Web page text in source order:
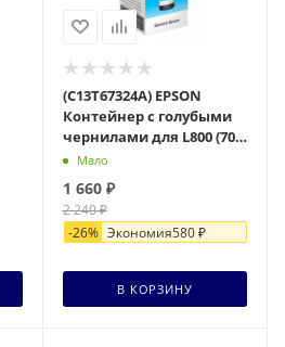
(C13T67324A) EPSON
Контейнер с голубыми
чернилами для L800 (70
мл)Мало
1 660₽
2 240₽
-26% Экономия580₽
В КОРЗИНУ